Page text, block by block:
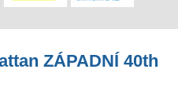
ZÁPADNÍ 40th